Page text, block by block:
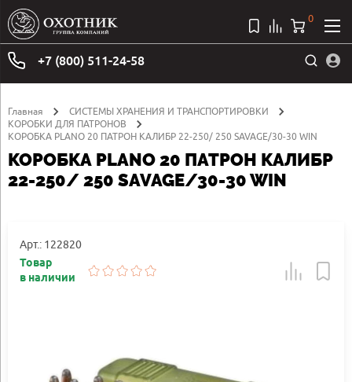
+7 (800) 511-24-58
0
Главная
СИСТЕМЫ ХРАНЕНИЯ И ТРАНСПОРТИРОВКИ
КОРОБКИ ДЛЯ ПАТРОНОВ
КОРОБКА PLANO 20 ПАТРОН КАЛИБР 22-250/ 250 SAVAGE/30-30 WIN
КОРОБКА PLANO 20 ПАТРОН КАЛИБР
22-250/ 250 SAVAGE/30-30 WIN
Арт.: 122820
Товар
в наличии